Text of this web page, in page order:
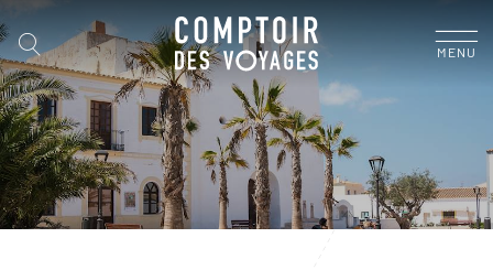
MENU